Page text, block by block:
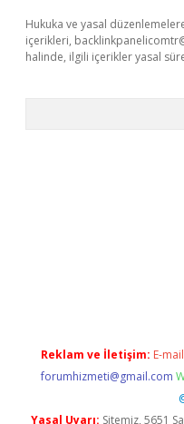
Hukuka ve yasal
içerikleri,
halinde, ilgili içerikler yasal
Reklam ve İletişim: E-
forumhizmeti@gmail.com
Yasal Uyarı: Sitemiz, 5651